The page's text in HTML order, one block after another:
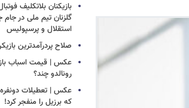
بازیکنان بلاتکلیف
گلزنان تیم ملی در
استقلال و پرسپولیس
صلاح پردرآمدترین
عکس | قیمت اسباب
رونالدو چند؟
عکس | تعطیلات دونفره
که برزیل را منفجر کرد!